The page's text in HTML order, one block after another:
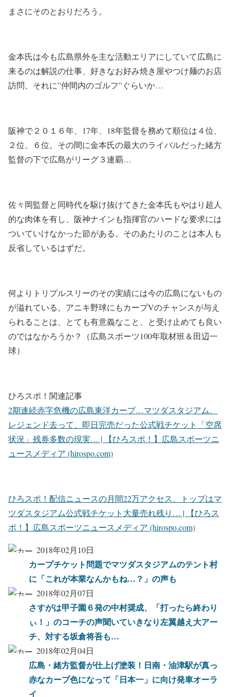
まさにそのとおりだろう。
金本氏は今も広島県外を主な活動エリアにしていて広島に
来るのは解説の仕事、好きなお好み焼き屋やつけ麺のお店
訪問、それに”仲間内のゴルフ”ぐらいか…
阪神で２０１６年、17年、18年監督を務めて順位は４位、
２位、６位。その間に金本氏の最大のライバルだった緒方
監督の下で広島がリーグ３連覇…
佐々岡監督と同時代を駆け抜けてきた金本氏もやはり超人
的な肉体を有し、阪神ナインも指揮官のハードな要求には
ついていけなかった節がある。そのあたりのことは本人も
反省しているはずだ。
何よりトリプルスリーのその実績には今の広島にないもの
が溢れている。アニキ野球にもカープVのチャンスが与え
られることは、とても有意義なこと、と受け止めても良い
のではなかろうか？（広島スポーツ100年取材班＆田辺一
球）
ひろスポ！関連記事
2期連続赤字危機の広島東洋カープ…マツダスタジアム、
レジェンド去って、即日完売だった公式戦チケット「空席
状況」残券多数の現実… | 【ひろスポ！】広島スポーツニ
ュースメディア (hirospo.com)
ひろスポ！配信ニュースの月間22万アクセス、トップはマ
ツダスタジアム公式戦チケット大量売れ残り… | 【ひろス
ポ！】広島スポーツニュースメディア (hirospo.com)
2018年02月10日
カープチケット問題でマツダスタジアムのテント村
に「これが本業なんかもね…？」の声も
2018年02月07日
さすがは甲子園６発の中村奨成、「打ったら終わり
ぃ！」のコーチの声聞いていきなり左翼越え大アー
チ、対する坂倉将吾も…
2018年02月04日
広島・緒方監督が仕上げ塗装！日南・油津駅が真っ
赤なカープ色になって「日本一」に向け発車オーラ
イ